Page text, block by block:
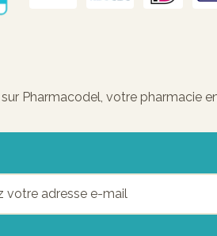
Pharmacodel, votre pharmacie